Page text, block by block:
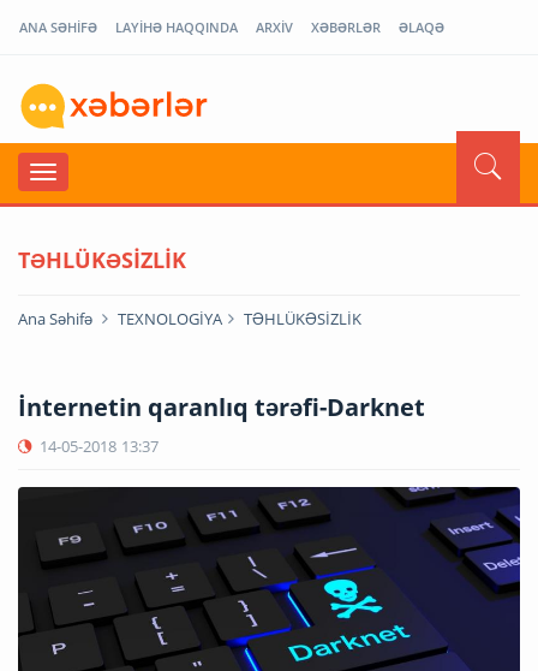
ANA SƏHİFƏ LAYİHƏ HAQQINDA ARXİV XƏBƏRLƏR ƏLAQƏ
TƏHLÜKƏSİZLİK
Ana Səhifə TEXNOLOGİYA TƏHLÜKƏSİZLİK
İnternetin qaranlıq tərəfi-Darknet
14-05-2018 13:37